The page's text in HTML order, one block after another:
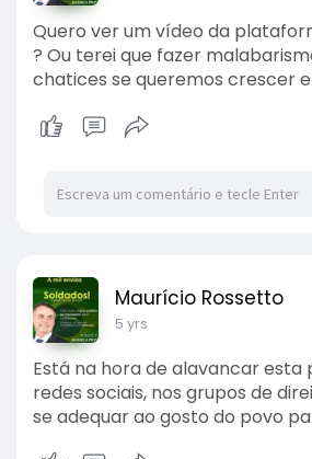
Quero ver um vídeo da
? Ou terei que fazer
chatices se queremos crescer
Maurício Rossetto
5 yrs
Está na hora de alavancar
redes sociais, nos grupos de
se adequar ao gosto do povo